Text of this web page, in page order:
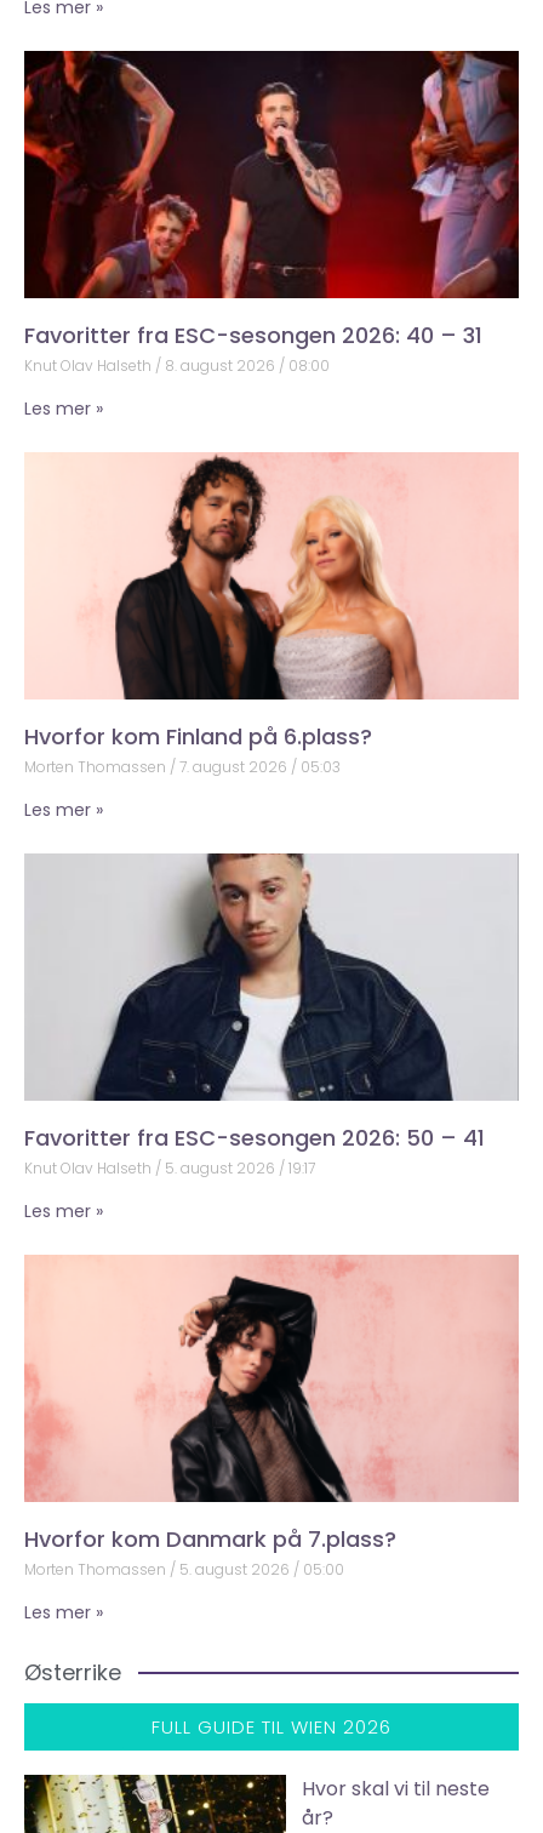
Les mer »
Favoritter fra ESC-sesongen 2026: 40 – 31
Knut Olav Halseth 8. august 2026 08:00
Les mer »
Hvorfor kom Finland på 6.plass?
Morten Thomassen 7. august 2026 05:03
Les mer »
Favoritter fra ESC-sesongen 2026: 50 – 41
Knut Olav Halseth 5. august 2026 19:17
Les mer »
Hvorfor kom Danmark på 7.plass?
Morten Thomassen 5. august 2026 05:00
Les mer »
Østerrike
FULL GUIDE TIL WIEN 2026
Hvor skal vi til neste
år?